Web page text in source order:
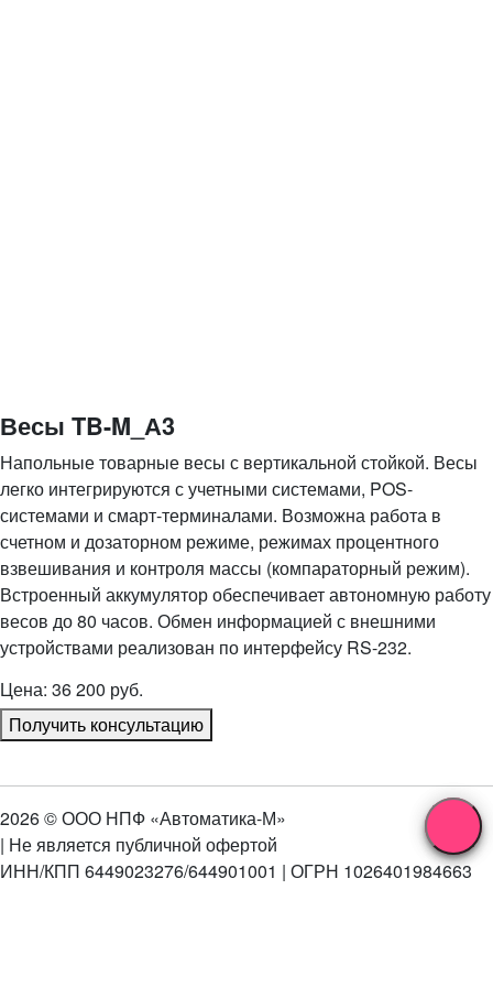
Весы TB-M_А3
Напольные товарные весы с вертикальной стойкой. Весы
легко интегрируются с учетными системами, POS-
системами и смарт-терминалами. Возможна работа в
счетном и дозаторном режиме, режимах процентного
взвешивания и контроля массы (компараторный режим).
Встроенный аккумулятор обеспечивает автономную работу
весов до 80 часов. Обмен информацией с внешними
устройствами реализован по интерфейсу RS-232.
Цена: 36 200 руб.
Получить консультацию
2026 © ООО НПФ «Автоматика-М»
| Не является публичной офертой
ИНН/КПП 6449023276/644901001 | ОГРН 1026401984663